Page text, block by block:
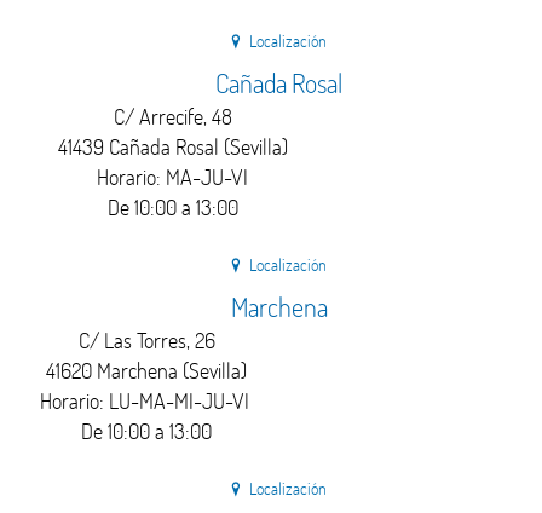
Localización
Cañada Rosal
C/ Arrecife, 48
41439 Cañada Rosal (Sevilla)
Horario: MA-JU-VI
De 10:00 a 13:00
Localización
Marchena
C/ Las Torres, 26
41620 Marchena (Sevilla)
Horario: LU-MA-MI-JU-VI
De 10:00 a 13:00
Localización